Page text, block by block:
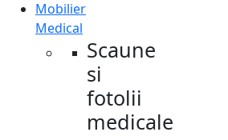
Mobilier
Medical
Scaune
si
fotolii
medicale